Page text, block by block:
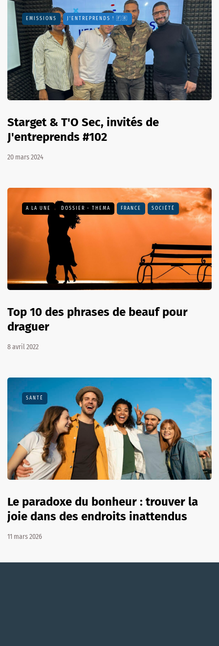
EMISSIONS J'ENTREPRENDS ! 🇫🇷
Starget & T'O Sec, invités de
J'entreprends #102
20 mars 2024
A LA UNE DOSSIER - THEMA FRANCE SOCIÉTÉ
Top 10 des phrases de beauf pour
draguer
8 avril 2022
SANTÉ
Le paradoxe du bonheur : trouver la
joie dans des endroits inattendus
11 mars 2026